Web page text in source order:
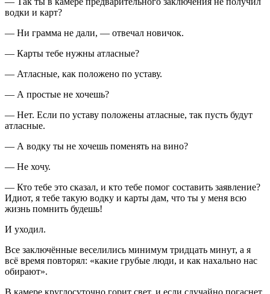
водки и карт?
— Ни грамма не дали, — отвечал новичок.
— Карты тебе нужны атласные?
— Атласные, как положено по уставу.
— А простые не хочешь?
— Нет. Если по уставу положены атласные, так пусть будут
атласные.
— А водку ты не хочешь поменять на вино?
— Не хочу.
— Кто тебе это сказал, и кто тебе помог составить заявление?
Идиот, я тебе такую водку и карты дам, что ты у меня всю
жизнь помнить будешь!
И уходил.
Все заключённые веселились минимум тридцать минут, а я
всё время повторял: «какие грубые люди, и как нахально нас
обирают».